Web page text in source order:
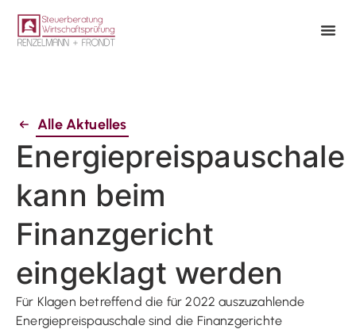
Alle Aktuelles
Energiepreispauschale
kann beim
Finanzgericht
eingeklagt werden
Für Klagen betreffend die für 2022 auszuzahlende
Energiepreispauschale sind die Finanzgerichte